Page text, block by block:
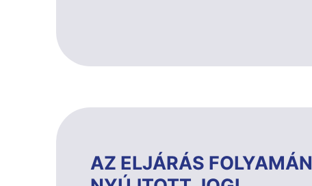
AZ ELJÁRÁS FOLYAMÁN